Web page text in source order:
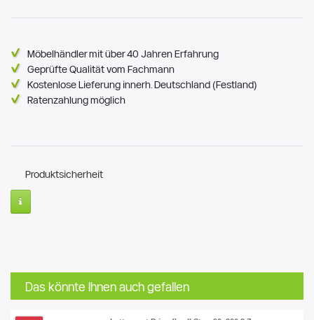
Möbelhändler mit über 40 Jahren Erfahrung
Geprüfte Qualität vom Fachmann
Kostenlose Lieferung innerh. Deutschland (Festland)
Ratenzahlung möglich
Produktsicherheit
Das könnte Ihnen auch gefallen